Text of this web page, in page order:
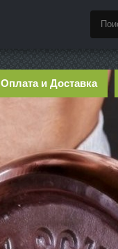
Оплата и Доставка